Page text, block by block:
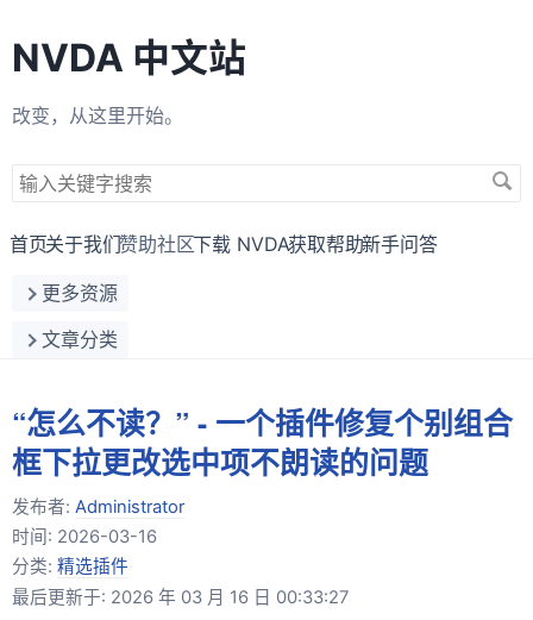
NVDA 中文站
改变，从这里开始。
搜
关
字
首页关于我们赞助社区下载 NVDA获取帮助新手问答
更多资源
文章分类
“怎么不读？” - 一个插件修复个别组合
框下拉更改选中项不朗读的问题
发布者: Administrator
时间: 2026-03-16
分类: 精选插件
最后更新于: 2026 年 03 月 16 日 00:33:27